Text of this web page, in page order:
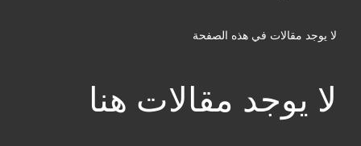
لا يوجد مقالات في هذه الصفحة
لا يوجد مقالات هنا